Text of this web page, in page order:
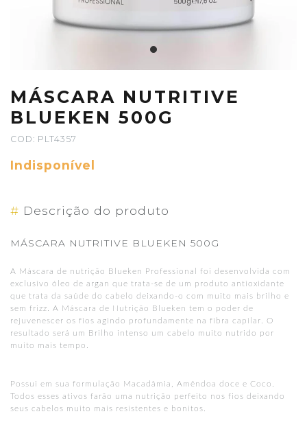
MÁSCARA NUTRITIVE
BLUEKEN 500G
COD: PLT4357
Indisponível
# Descrição do produto
MÁSCARA NUTRITIVE BLUEKEN 500G
A Máscara de nutrição Blueken Professional foi desenvolvida com
exclusivo óleo de argan que trata-se de um produto antioxidante
que trata da saúde do cabelo deixando-o com muito mais brilho e
sem frizz. A Máscara de Nutrição Blueken tem o poder de
rejuvenescer os fios agindo profundamente na fibra capilar. O
resultado será um Brilho intenso um cabelo muito nutrido por
muito mais tempo.
Possui em sua formulação Macadâmia, Amêndoa doce e Coco.
Todos esses ativos farão uma nutrição perfeito nos fios deixando
seus cabelos muito mais resistentes e bonitos.